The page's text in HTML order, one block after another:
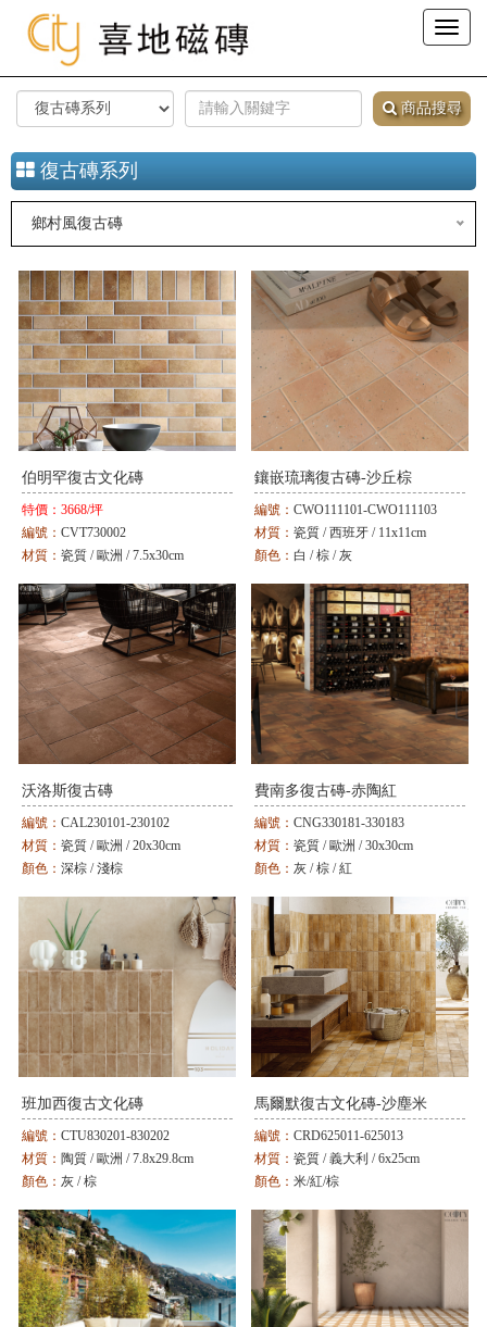
Toggle
商品搜尋
復古磚系列
鄉村風復古磚
伯明罕復古文化磚
特價： 3668/坪
編號： CVT730002
材質： 瓷質 / 歐洲 / 7.5x30cm
鑲嵌琉璃復古磚-沙丘棕
編號： CWO111101-CWO111103
材質： 瓷質 / 西班牙 / 11x11cm
顏色： 白 / 棕 / 灰
沃洛斯復古磚
編號： CAL230101-230102
材質： 瓷質 / 歐洲 / 20x30cm
顏色： 深棕 / 淺棕
費南多復古磚-赤陶紅
編號： CNG330181-330183
材質： 瓷質 / 歐洲 / 30x30cm
顏色： 灰 / 棕 / 紅
班加西復古文化磚
編號： CTU830201-830202
材質： 陶質 / 歐洲 / 7.8x29.8cm
顏色： 灰 / 棕
馬爾默復古文化磚-沙塵米
編號： CRD625011-625013
材質： 瓷質 / 義大利 / 6x25cm
顏色： 米/紅/棕